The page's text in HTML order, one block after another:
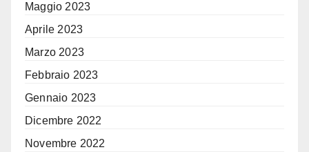
Maggio 2023
Aprile 2023
Marzo 2023
Febbraio 2023
Gennaio 2023
Dicembre 2022
Novembre 2022